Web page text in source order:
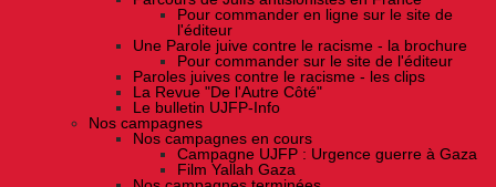
Pour commander en ligne sur le site de
l'éditeur
Une Parole juive contre le racisme - la brochure
Pour commander sur le site de l'éditeur
Paroles juives contre le racisme - les clips
La Revue "De l'Autre Côté"
Le bulletin UJFP-Info
Nos campagnes
Nos campagnes en cours
Campagne UJFP : Urgence guerre à Gaza
Film Yallah Gaza